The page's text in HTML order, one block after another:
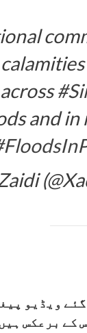
and in
سے جاری کیے
کے برعکس